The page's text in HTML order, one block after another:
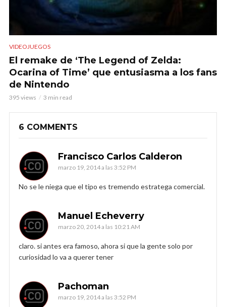
VIDEOJUEGOS
El remake de ‘The Legend of Zelda:
Ocarina of Time’ que entusiasma a los fans
de Nintendo
395 views 3 min read
6 COMMENTS
Francisco Carlos Calderon
marzo 19, 2014 a las 3:52 PM
No se le niega que el tipo es tremendo estratega comercial.
Manuel Echeverry
marzo 20, 2014 a las 10:21 AM
claro. si antes era famoso, ahora si que la gente solo por
curiosidad lo va a querer tener
Pachoman
marzo 19, 2014 a las 3:52 PM